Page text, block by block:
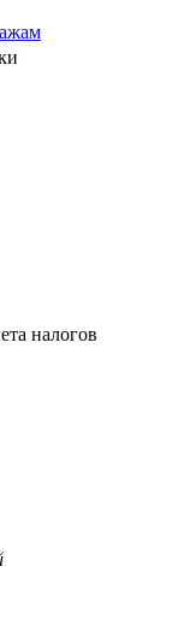
налогов